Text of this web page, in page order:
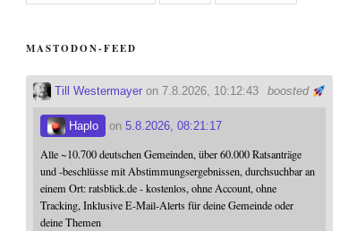
MASTODON-FEED
boosted
Till Westermayer on 7.8.2026, 10:12:43
Haplo on5.8.2026, 08:21:17
Alle ~10.700 deutschen Gemeinden, über 60.000 Ratsanträge
und -beschlüsse mit Abstimmungsergebnissen, durchsuchbar an
einem Ort: ratsblick.de - kostenlos, ohne Account, ohne
Tracking, Inklusive E-Mail-Alerts für deine Gemeinde oder
deine Themen